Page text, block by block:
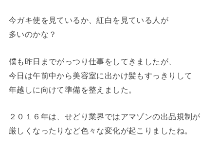
今ガキ使を見ているか、紅白を見ている人が
多いのかな？
僕も昨日までがっつり仕事をしてきましたが、
今日は午前中から美容室に出かけ髪もすっきりして
年越しに向けて準備を整えました。
２０１６年は、せどり業界ではアマゾンの出品規制が
厳しくなったりなど色々な変化が起こりましたね。